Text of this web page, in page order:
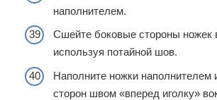
наполнителем.
Сшейте боковые стороны ножек
используя потайной шов.
Наполните ножки наполнителем
сторон швом «вперед иголку»